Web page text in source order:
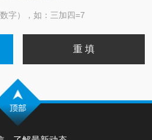
字），如：三加四=7